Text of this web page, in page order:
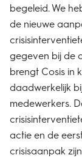
begeleid. We
de nieuwe
gegeven bij de
brengt Cosis in
daadwerkelijk
medewerkers.
actie en de
crisisaanpak